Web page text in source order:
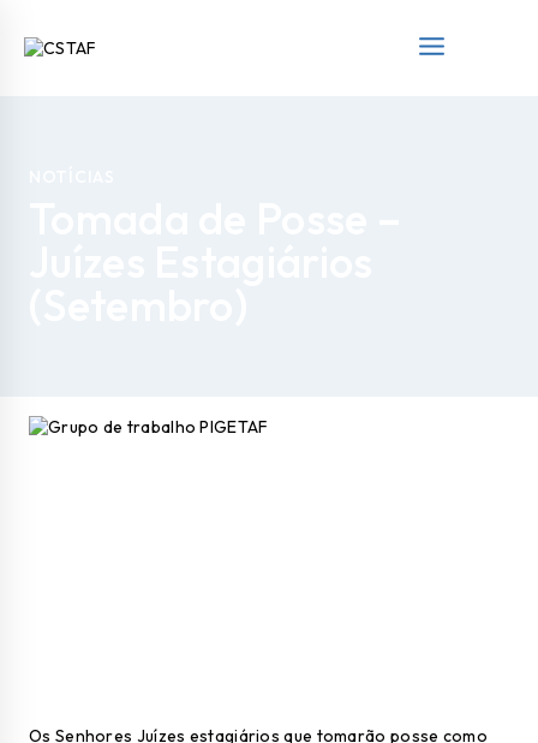
Os Senhores Juízes estagiários que tomarão posse como